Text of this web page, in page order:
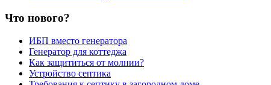
Что нового?
ИБП вместо генератора
Генератор для коттеджа
Как защититься от молнии?
Устройство септика